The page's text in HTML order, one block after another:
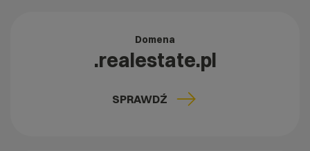
Domena
.realestate.pl
SPRAWDŹ